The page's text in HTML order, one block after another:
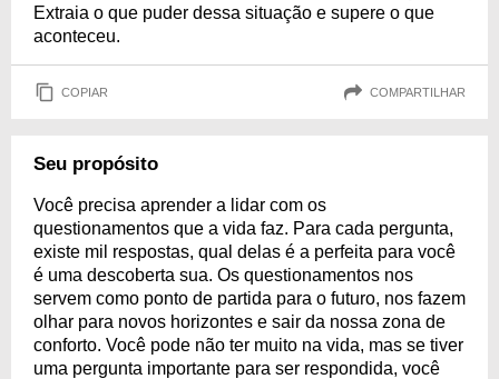
Extraia o que puder dessa situação e supere o que
aconteceu.
COPIAR COMPARTILHAR
Seu propósito
Você precisa aprender a lidar com os
questionamentos que a vida faz. Para cada pergunta,
existe mil respostas, qual delas é a perfeita para você
é uma descoberta sua. Os questionamentos nos
servem como ponto de partida para o futuro, nos fazem
olhar para novos horizontes e sair da nossa zona de
conforto. Você pode não ter muito na vida, mas se tiver
uma pergunta importante para ser respondida, você